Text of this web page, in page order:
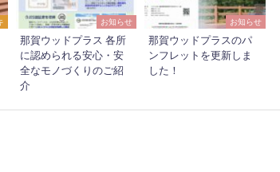
お知らせ
那賀ウッドプラス 各所
に認められる安心・安
全なモノづくりのご紹
介
お知らせ
那賀ウッドプラスのパ
ンフレットを更新しま
した！